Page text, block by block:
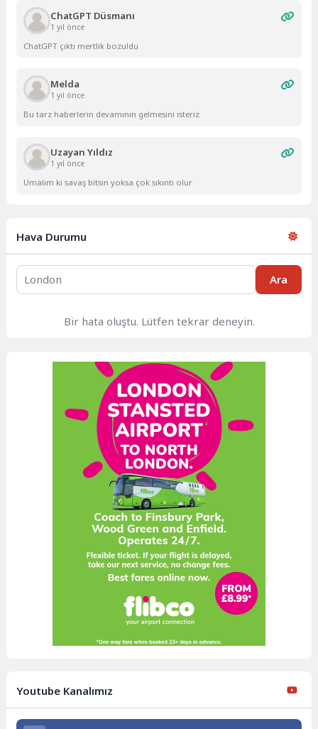
ChatGPT Düsmanı
1 yıl önce
ChatGPT çıktı mertlik bozuldu
Melda
1 yıl önce
Bu tarz haberlerin devamının gelmesini isteriz
Uzayan Yıldız
1 yıl önce
Umalım ki savaş bitsin yoksa çok sıkıntı olur
Hava Durumu
Ara
Bir hata oluştu. Lütfen tekrar deneyin.
Youtube Kanalımız